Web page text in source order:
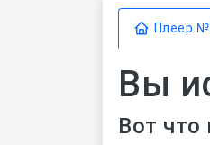
Плеер
Вы
Вот